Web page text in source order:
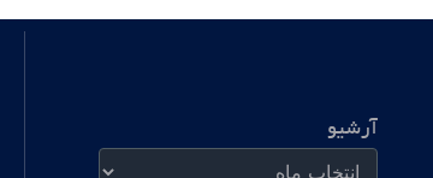
آرشیو
آرشیو